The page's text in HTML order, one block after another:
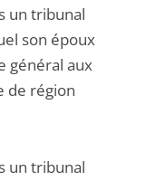
un tribunal
son époux
général aux
de région
un tribunal